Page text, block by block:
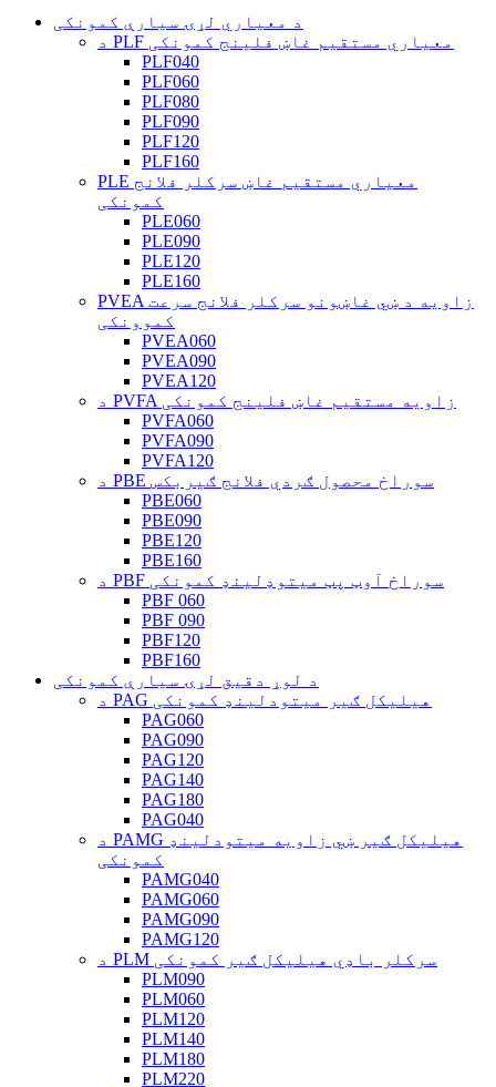
د معیاري لړۍ سیارې کمونکی
د PLF معیاري مستقیم غاښ فلینج کمونکی
PLF040
PLF060
PLF080
PLF090
PLF120
PLF160
PLE معیاري مستقیم غاښ سرکلر فلانج
کمونکی
PLE060
PLE090
PLE120
PLE160
PVEA زاویه د ښي غاښونو سرکلر فلانج سرعت
کموونکی
PVEA060
PVEA090
PVEA120
د PVFA زاویه مستقیم غاښ فلینج کمونکی
PVFA060
PVFA090
PVFA120
د PBE سوراخ محصول ګردي فلانج ګیربکس
PBE060
PBE090
PBE120
PBE160
د PBF سوراخ آوټ پټ میتوډلینډ کمونکی
PBF 060
PBF 090
PBF120
PBF160
د لوړ دقیق لړۍ سیارې کمونکی
د PAG هیلیکل ګیر میتودلینډ کمونکی
PAG060
PAG090
PAG120
PAG140
PAG180
PAG040
د PAMG هیلیکل ګیر ښي زاویه میتودلینډ
کمونکی
PAMG040
PAMG060
PAMG090
PAMG120
د PLM سرکلر باډي هیلیکل ګیر کمونکی
PLM090
PLM060
PLM120
PLM140
PLM180
PLM220